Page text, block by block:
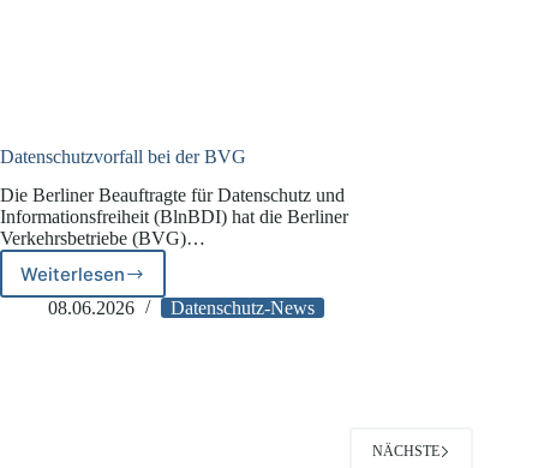
Datenschutzvorfall bei der BVG
Die Berliner Beauftragte für Datenschutz und
Informationsfreiheit (BlnBDI) hat die Berliner
Verkehrsbetriebe (BVG)…
WeiterlesenDatenschutzvorfall
bei
08.06.2026 Datenschutz-News
NÄCHSTE